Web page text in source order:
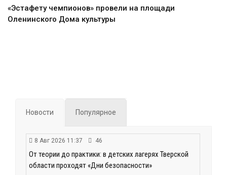
«Эстафету чемпионов» провели на площади
Оленинского Дома культуры
Новости Популярное
8 Авг 2026 11:37 46
От теории до практики: в детских лагерях Тверской
области проходят «Дни безопасности»